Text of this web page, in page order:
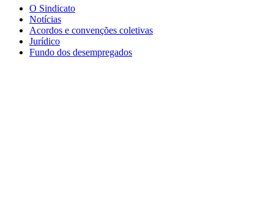
São
Paulo
Sindicato
O Sindicato
Notícias
Acordos e convenções coletivas
Jurídico
Fundo dos desempregados